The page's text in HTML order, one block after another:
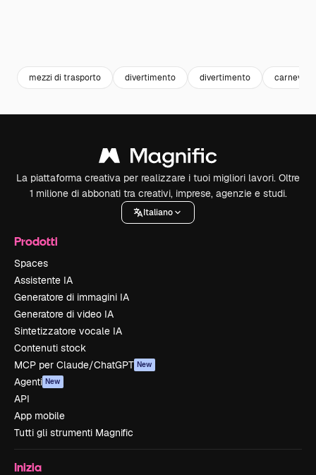
mezzi di trasporto divertimento divertimento carnevale
La piattaforma creativa per realizzare i tuoi migliori lavori. Oltre
1 milione di abbonati tra creativi, imprese, agenzie e studi.
Italiano
Prodotti
Spaces
Assistente IA
Generatore di immagini IA
Generatore di video IA
Sintetizzatore vocale IA
Contenuti stock
MCP per Claude/ChatGPT New
Agenti New
API
App mobile
Tutti gli strumenti Magnific
Inizia